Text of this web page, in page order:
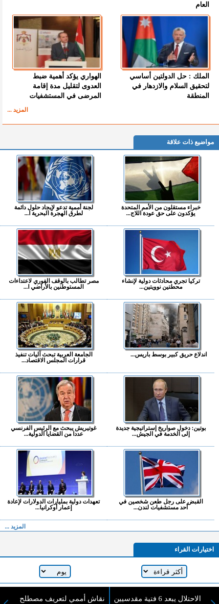
العام
الملك : حل الدولتين أساسي
لتحقيق السلام والازدهار في
المنطقة
الهواري يؤكد أهمية ضبط
العدوى لتقليل مدة إقامة
المرضى في المستشفيات
المزيد ...
مواضيع ذات علاقة
خبراء مستقلون من الأمم المتحدة
يؤكدون على حق عودة اللاج...
لجنة أممية تدعو لإيجاد حلول دائمة
لطرق الهجرة البحرية ا...
تركيا تجري محادثات دولية لإنشاء
محطتين نوويتين...
مصر تطالب بالوقف الفوري لاعتداءات
المستوطنين بالأراضي ا...
اندلاع حريق كبير بوسط باريس...
الجامعة العربية تبحث آليات تنفيذ
قرارات المجلس الاقتصاد...
بوتين: دخول صواريخ إستراتيجية جديدة
إلى الخدمة في الجيش...
غوتيريش يبحث مع الرئيس الفرنسي
عددا من القضايا الدولية...
القبض على رجل طعن شخصين في
أحد مستشفيات لندن...
تعهدات دولية بمليارات الدولارات لإعادة
إعمار أوكرانيا...
المزيد ...
اختيارات القراء
الاحتلال يبعد 6 فتية مقدسيين
نقاش أممي لتعريف مصطلح